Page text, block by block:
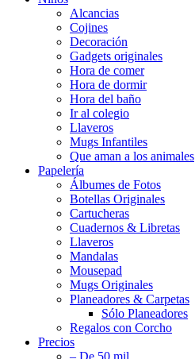
Alcancias
Cojines
Decoración
Gadgets originales
Hora de comer
Hora de dormir
Hora del baño
Ir al colegio
Llaveros
Mugs Infantiles
Que aman a los animales
Papelería
Álbumes de Fotos
Botellas Originales
Cartucheras
Cuadernos & Libretas
Llaveros
Mandalas
Mousepad
Mugs Originales
Planeadores & Carpetas
Sólo Planeadores
Regalos con Corcho
Precios
– De 50 mil